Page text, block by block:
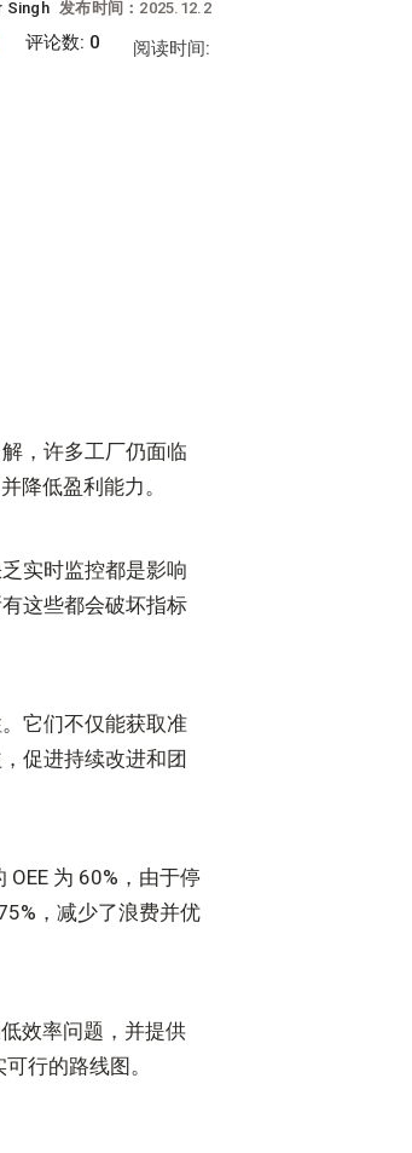
Singh 发布时间：2025.12.2
评论数: 0 阅读时间:
，许多工厂仍面临
降低盈利能力。
实时监控都是影响
这些都会破坏指标
它们不仅能获取准
促进持续改进和团
为 60%，由于停
，减少了浪费并优
效率问题，并提供
行的路线图。